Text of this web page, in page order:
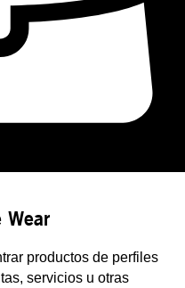
Wear
productos de perfiles
servicios u otras